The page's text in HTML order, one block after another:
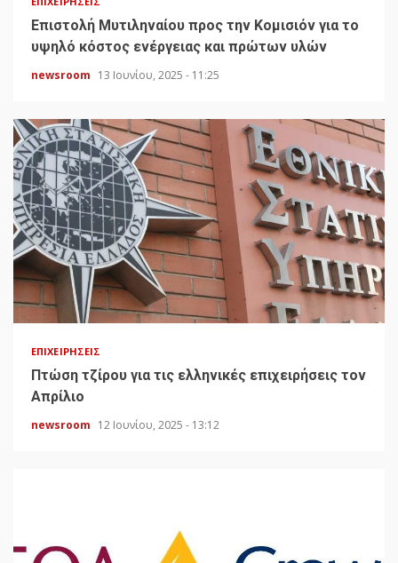
Επιστολή Μυτιληναίου προς την Κομισιόν για το
υψηλό κόστος ενέργειας και πρώτων υλών
newsroom 13 Ιουνίου, 2025 - 11:25
ΕΠΙΧΕΙΡΉΣΕΙΣ
Πτώση τζίρου για τις ελληνικές επιχειρήσεις τον
Απρίλιο
newsroom 12 Ιουνίου, 2025 - 13:12